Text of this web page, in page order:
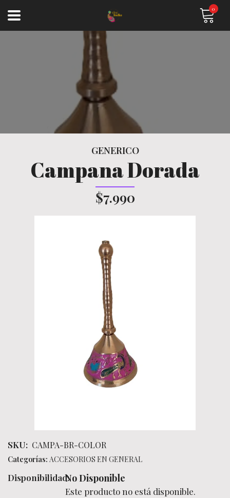
0
GENERICO
Campana Dorada
$7.990
SKU: CAMPA-BR-COLOR
Categorías: ACCESORIOS EN GENERAL
Disponibilidad:No Disponible
Este producto no está disponible.